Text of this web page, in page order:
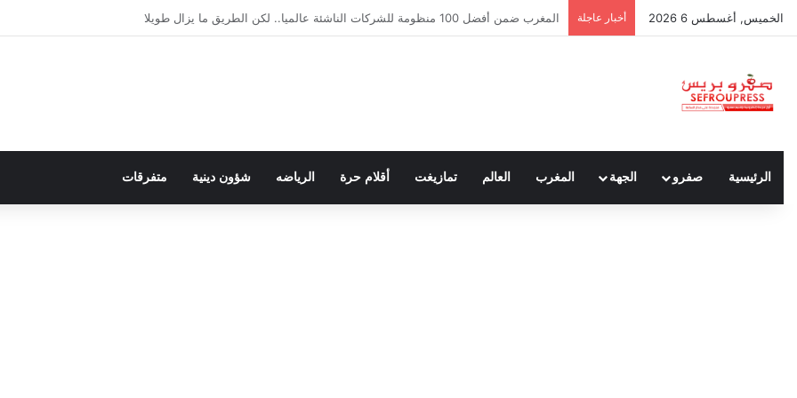
الخميس, أغسطس 6 2026 أخبار عاجلة سبتة ومليلية… حين يتحدث أنصار الديمقراطية بلسان الاستعمار
الرئيسية صفرو الجهة المغرب العالم تمازيغت أقلام حرة الرياضه شؤون دينية متفرقات